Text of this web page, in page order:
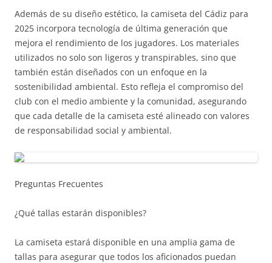
Además de su diseño estético, la camiseta del Cádiz para
2025 incorpora tecnología de última generación que
mejora el rendimiento de los jugadores. Los materiales
utilizados no solo son ligeros y transpirables, sino que
también están diseñados con un enfoque en la
sostenibilidad ambiental. Esto refleja el compromiso del
club con el medio ambiente y la comunidad, asegurando
que cada detalle de la camiseta esté alineado con valores
de responsabilidad social y ambiental.
Preguntas Frecuentes
¿Qué tallas estarán disponibles?
La camiseta estará disponible en una amplia gama de
tallas para asegurar que todos los aficionados puedan